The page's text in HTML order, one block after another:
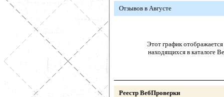
Отзывов в Августе
Этот график отображается
находящихся в каталоге
Реестр ВебПроверки